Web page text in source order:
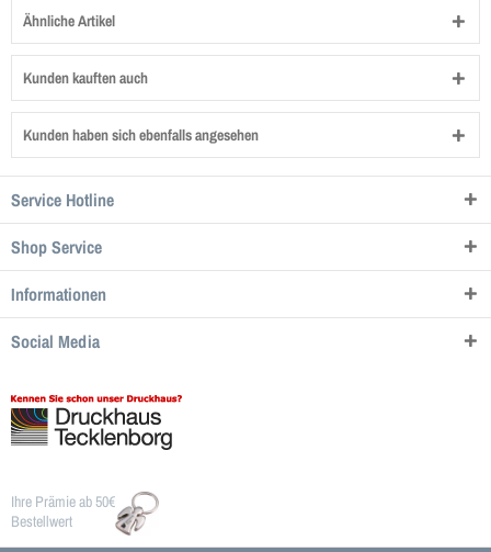
Ähnliche Artikel
Kunden kauften auch
Kunden haben sich ebenfalls angesehen
Service Hotline
Shop Service
Informationen
Social Media
Ihre Prämie ab 50€
Bestellwert